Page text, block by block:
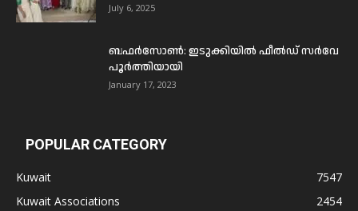
July 6, 2025
ബഫര്‍സോണ്‍: ഇടുക്കിയില്‍ ഫീല്‍ഡ് സര്‍വേ
പൂര്‍ത്തിയായി
January 17, 2023
POPULAR CATEGORY
Kuwait
7547
Kuwait Associations
2454